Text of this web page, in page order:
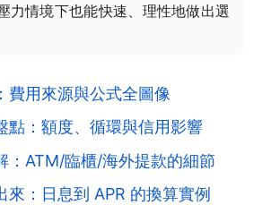
力情境下也能快速、理性地做出選
費用來源與公式全圖像
點：額度、循環與信用影響
：ATM/臨櫃/海外提款的細節
來：日息到 APR 的換算實例